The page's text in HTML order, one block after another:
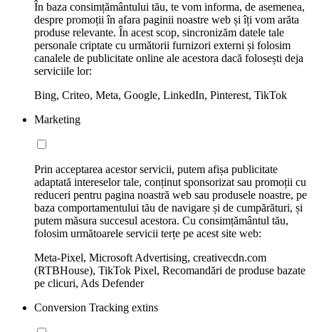
În baza consimțământului tău, te vom informa, de asemenea,
despre promoții în afara paginii noastre web și îți vom arăta
produse relevante. În acest scop, sincronizăm datele tale
personale criptate cu următorii furnizori externi și folosim
canalele de publicitate online ale acestora dacă folosești deja
serviciile lor:
Bing, Criteo, Meta, Google, LinkedIn, Pinterest, TikTok
Marketing
Prin acceptarea acestor servicii, putem afișa publicitate
adaptată intereselor tale, conținut sponsorizat sau promoții cu
reduceri pentru pagina noastră web sau produsele noastre, pe
baza comportamentului tău de navigare și de cumpărături, și
putem măsura succesul acestora. Cu consimțământul tău,
folosim următoarele servicii terțe pe acest site web:
Meta-Pixel, Microsoft Advertising, creativecdn.com
(RTBHouse), TikTok Pixel, Recomandări de produse bazate
pe clicuri, Ads Defender
Conversion Tracking extins